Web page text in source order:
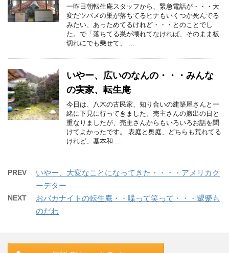
一昨日朝転生庵スタッフから、緊急電話が・・・大
変だツバメの巣が落ちてるヒナもいくつか死んでる
みたい、あっためてるけれど・・・とのことでし
た。で「落ちてる巣が壊れてなければ、そのまま板
切れにでも乗せて、 ...
いやー、広いのなんの・・・みんな
の実家、転生庵
今日は、八木の古民家、知り合いの建築屋さんと一
緒に下見に行ってきました。売主さんの搬出の日と
重なりましたが、売主さんからもいろいろお話を聞
けてよかったです。 表庭と奥庭、どちらも荒れてる
けれど、基本和 ...
PREV
いやー、大変なことになってきた・・・・アメリカク
ーデター
NEXT
おバカナイトの転生庵・・喋って笑って・・・顰蹙も
のだわ